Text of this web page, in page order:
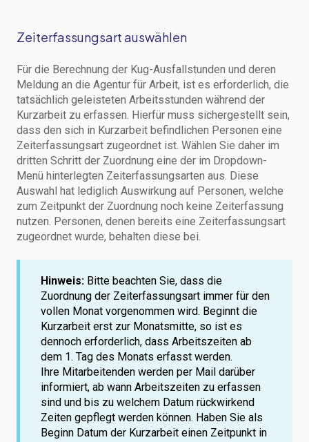
Zeiterfassungsart auswählen
Für die Berechnung der Kug-Ausfallstunden und deren
Meldung an die Agentur für Arbeit, ist es erforderlich, die
tatsächlich geleisteten Arbeitsstunden während der
Kurzarbeit zu erfassen. Hierfür muss sichergestellt sein,
dass den sich in Kurzarbeit befindlichen Personen eine
Zeiterfassungsart zugeordnet ist. Wählen Sie daher im
dritten Schritt der Zuordnung eine der im Dropdown-
Menü hinterlegten Zeiterfassungsarten aus. Diese
Auswahl hat lediglich Auswirkung auf Personen, welche
zum Zeitpunkt der Zuordnung noch keine Zeiterfassung
nutzen. Personen, denen bereits eine Zeiterfassungsart
zugeordnet wurde, behalten diese bei.
Hinweis: Bitte beachten Sie, dass die
Zuordnung der Zeiterfassungsart immer für den
vollen Monat vorgenommen wird. Beginnt die
Kurzarbeit erst zur Monatsmitte, so ist es
dennoch erforderlich, dass Arbeitszeiten ab
dem 1. Tag des Monats erfasst werden.
Ihre Mitarbeitenden werden per Mail darüber
informiert, ab wann Arbeitszeiten zu erfassen
sind und bis zu welchem Datum rückwirkend
Zeiten gepflegt werden können. Haben Sie als
Beginn Datum der Kurzarbeit einen Zeitpunkt in